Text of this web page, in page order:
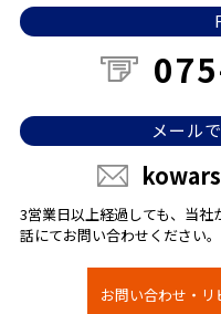
メール
3営業日以上経過しても、当社
話にてお問い合わせください。
お問い合わせ・